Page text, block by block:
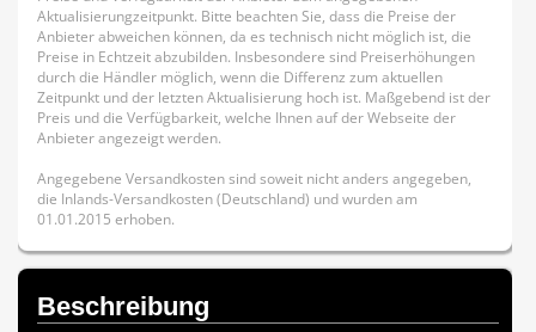
Aktualisierungzeitpunkt. Bitte beachten Sie, dass die Preise der
Anbieter abweichen können, da es technisch nicht möglich ist, die
Preise in Echtzeit abzubilden. Insbesondere sind Preiserhöhungen
durch die Händler möglich, wenn die Differenz zum aktuellen
Zeitpunkt und der letzten Aktualisierung hoch ist. Maßgebend ist der
Preis und die Verfügbarkeit, welche Ihnen auf der Webseite der
Anbieter angezeigt werden.
Angegebene Versandkosten sind soweit nicht anders angegeben,
die Inlands-Versandkosten (Deutschland) und wurden am
01.01.2015 erhoben.
Beschreibung